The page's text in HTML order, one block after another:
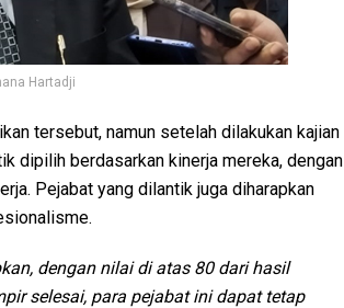
Hartadji
tersebut, namun setelah dilakukan kajian
dipilih berdasarkan kinerja mereka, dengan
Pejabat yang dilantik juga diharapkan
dengan nilai di atas 80 dari hasil
selesai, para pejabat ini dapat tetap